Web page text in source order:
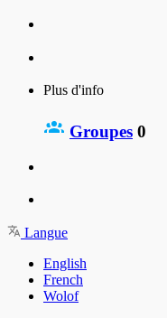
Plus d'info
Groupes 0
Langue
English
French
Wolof